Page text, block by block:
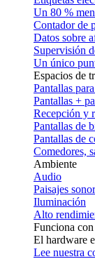
Un 80 %
Contador de
Datos sobre
Supervisión
Un único
Espacios de
Pantallas
Pantallas +
Recepción y
Pantallas de
Pantallas de
Comedores,
Ambiente
Audio
Paisajes
Iluminación
Alto
Funciona
El hardware
Lee nuestra